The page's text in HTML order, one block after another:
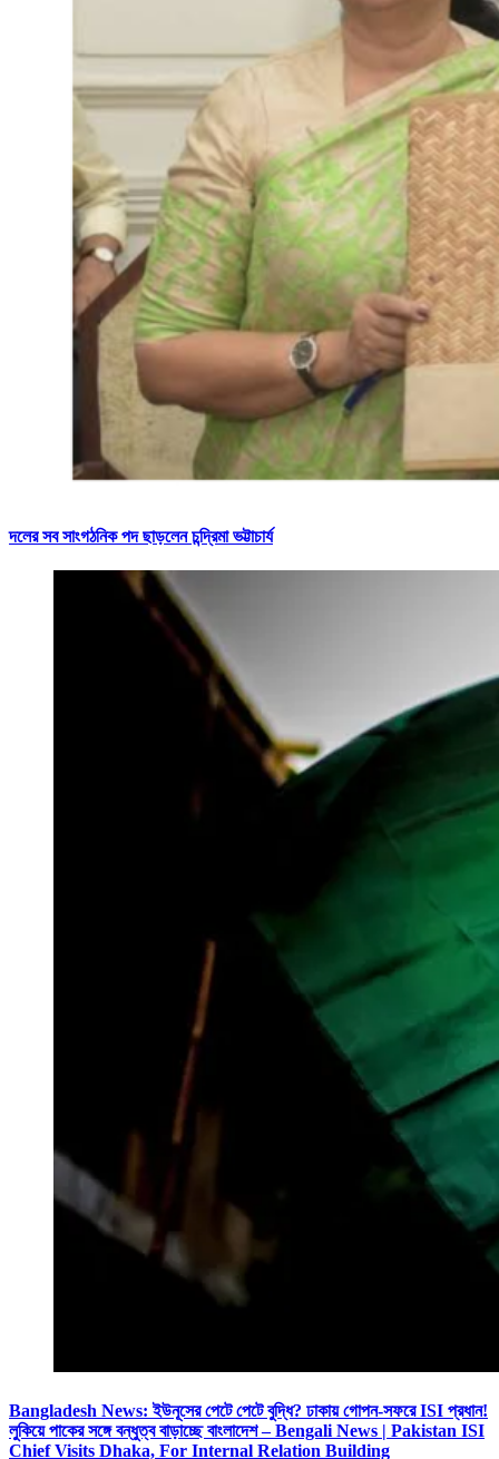
দলের সব সাংগঠনিক পদ ছাড়লেন চন্দ্রিমা ভট্টাচার্য
Bangladesh News: ইউনূসের পেটে পেটে বুদ্ধি? ঢাকায় গোপন-সফরে ISI প্রধান!
লুকিয়ে পাকের সঙ্গে বন্ধুত্ব বাড়াচ্ছে বাংলাদেশ – Bengali News | Pakistan ISI
Chief Visits Dhaka, For Internal Relation Building